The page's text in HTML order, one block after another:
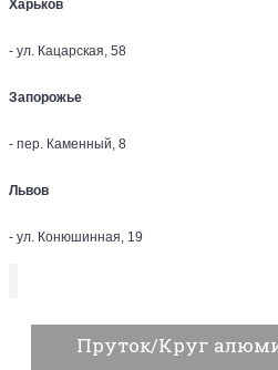
Харьков
- ул. Кацарская, 58
Запорожье
- пер. Каменный, 8
Львов
- ул. Конюшинная, 19
Пруток/Круг